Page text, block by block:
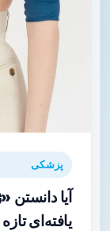
پزشکی
آیا
یافته‌ای